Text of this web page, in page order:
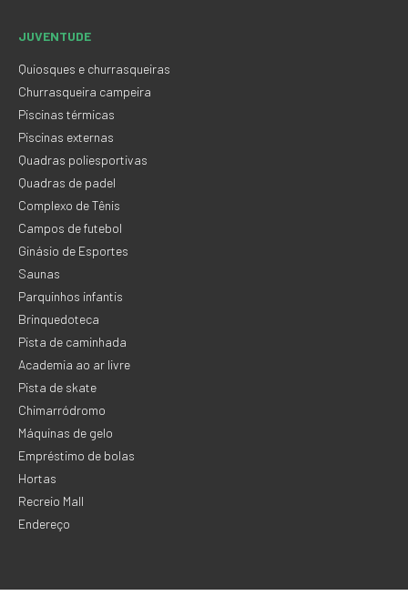
JUVENTUDE
Quiosques e churrasqueiras
Churrasqueira campeira
Piscinas térmicas
Piscinas externas
Quadras poliesportivas
Quadras de padel
Complexo de Tênis
Campos de futebol
Ginásio de Esportes
Saunas
Parquinhos infantis
Brinquedoteca
Pista de caminhada
Academia ao ar livre
Pista de skate
Chimarródromo
Máquinas de gelo
Empréstimo de bolas
Hortas
Recreio Mall
Endereço